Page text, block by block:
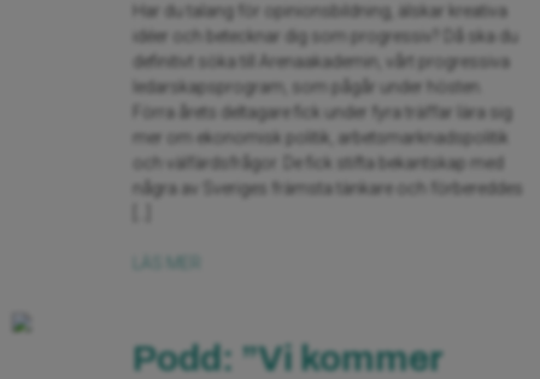
Har du talang för opinionsbildning, älskar kreativa
idéer och betecknar dig som progressiv? Då ska du
definitivt söka till Arenaakademin, vårt progressiva
ledarskapsprogram, som pågår under hösten.
Förra årets deltagare fick under fyra träffar lära sig
mer om ekonomisk politik, arbetsmarknadspolitik
och välfärdsfrågor. De fick stifta bekantskap med
några av Sveriges främsta tänkare och förbereddes
Podd: ”Vi kommer